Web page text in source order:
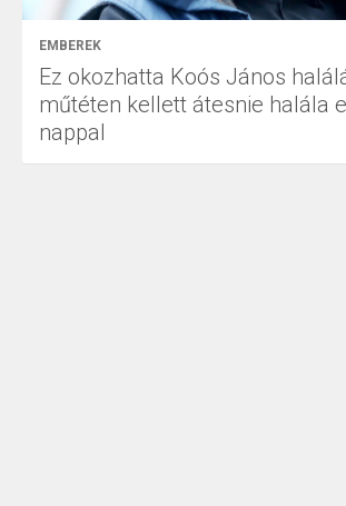
EMBEREK
Ez okozhatta Koós János
műtéten kellett átesnie halála
nappal